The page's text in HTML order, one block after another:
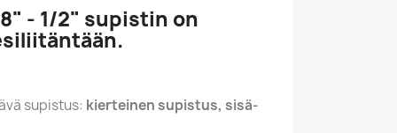
- 1/2" supistin on
supistus: kierteinen supistus, sisä-